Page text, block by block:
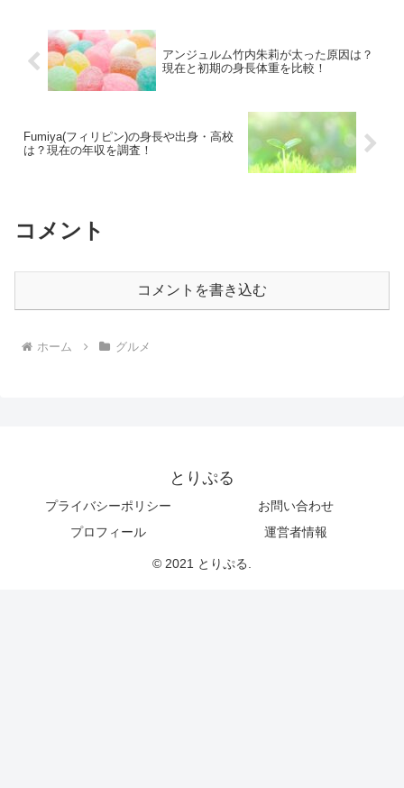
アンジュルム竹内朱莉が太った原因は？
現在と初期の身長体重を比較！
Fumiya(フィリピン)の身長や出身・高校
は？現在の年収を調査！
コメント
コメントを書き込む
ホーム グルメ
とりぷる
プライバシーポリシー
お問い合わせ
プロフィール
運営者情報
© 2021 とりぷる.